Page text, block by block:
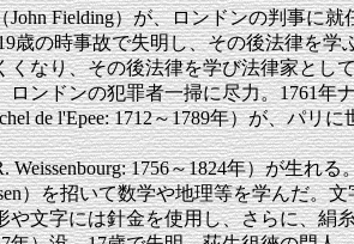
Fielding）が、ロンドンの判事に就
の時事故で失明し、その後法律を学
くなり、その後法律を学び法律家と
ロンドンの犯罪者一掃に尽力。1761年
de l'Epee: 1712～1789年）が、パ
1756～1824年）が生れ
）を招いて数学や地理等を学んだ
文字には針金を使用し、さらに、絹